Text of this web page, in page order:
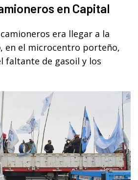
en Capital
era llegar a la
, en el microcentro porteño,
faltante de gasoil y los